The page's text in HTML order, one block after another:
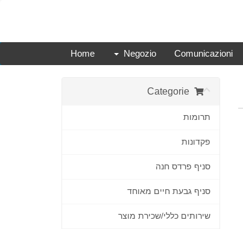
Home Negozio Comunicazioni
Categorie
תרומות
פקדונות
סניף פרדס חנה
סניף גבעת חיים מאוחד
שירותים כללי/שכירת מוצר